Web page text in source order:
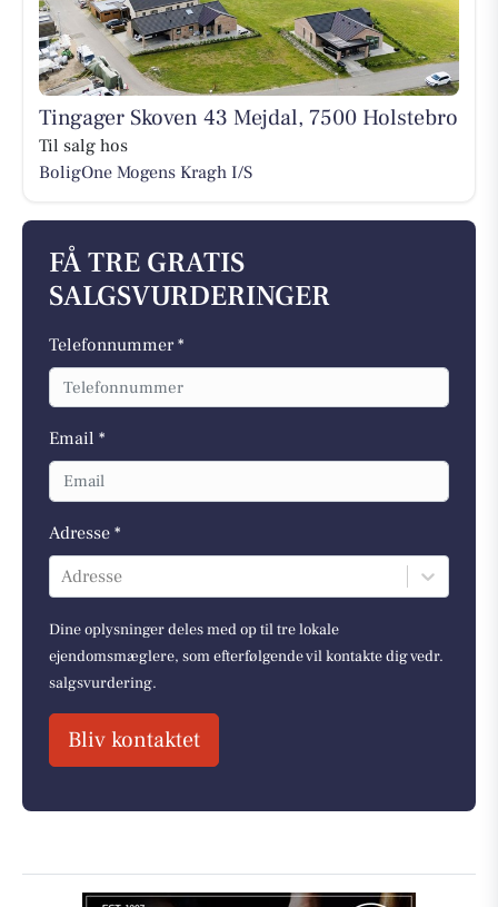
Tingager Skoven 43 Mejdal, 7500 Holstebro
Til salg hos
BoligOne Mogens Kragh I/S
FÅ TRE GRATIS
SALGSVURDERINGER
Telefonnummer *
Email *
Adresse *
Adresse
Dine oplysninger deles med op til tre lokale
ejendomsmæglere, som efterfølgende vil kontakte dig vedr.
salgsvurdering.
Bliv kontaktet